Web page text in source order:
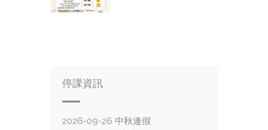
停課資訊
2026-09-26 中秋連假